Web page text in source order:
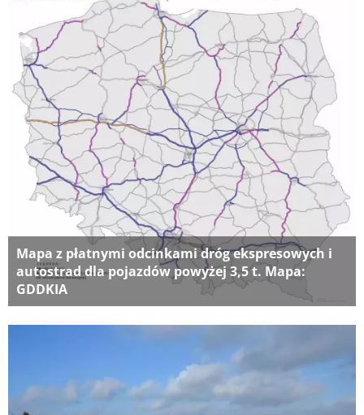
Mapa z płatnymi odcinkami dróg ekspresowych i
autostrad dla pojazdów powyżej 3,5 t. Mapa:
GDDKIA